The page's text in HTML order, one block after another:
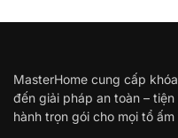
MasterHome cung cấp
đến giải pháp an toàn –
hành trọn gói cho mọi tổ